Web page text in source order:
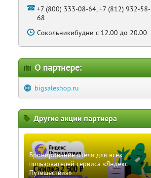
+7 (800) 333-08-64, +7 (812) 932-58-
68
Сокольникибудни с 12.00 до 20.00
О партнере:
bigsaleshop.ru
Другие акции партнера
Бронирование отеля для всех
пользователей сервиса «Яндекс
Путешествия»